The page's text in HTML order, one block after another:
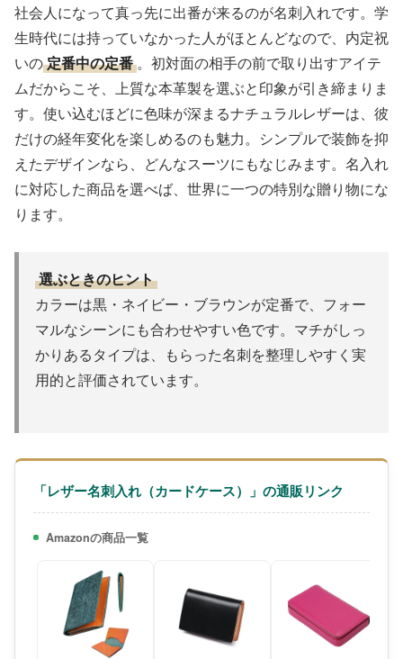
社会人になって真っ先に出番が来るのが名刺入れです。学
生時代には持っていなかった人がほとんどなので、内定祝
いの定番中の定番 。初対面の相手の前で取り出すアイテ
ムだからこそ、上質な本革製を選ぶと印象が引き締まりま
す。使い込むほどに色味が深まるナチュラルレザーは、彼
だけの経年変化を楽しめるのも魅力。シンプルで装飾を抑
えたデザインなら、どんなスーツにもなじみます。名入れ
に対応した商品を選べば、世界に一つの特別な贈り物にな
ります。
選ぶときのヒント
カラーは黒・ネイビー・ブラウンが定番で、フォー
マルなシーンにも合わせやすい色です。マチがしっ
かりあるタイプは、もらった名刺を整理しやすく実
用的と評価されています。
「レザー名刺入れ（カードケース）」の通販リンク
Amazonの商品一覧